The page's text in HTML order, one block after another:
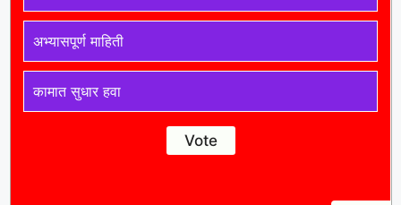
अभ्यासपूर्ण माहिती
कामात सुधार हवा